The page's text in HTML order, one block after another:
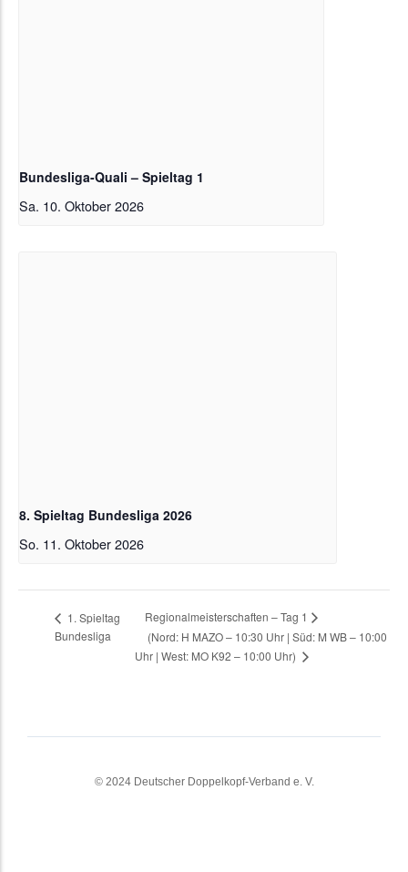
Bundesliga-Quali – Spieltag 1
Sa. 10. Oktober 2026
8. Spieltag Bundesliga 2026
So. 11. Oktober 2026
1. Spieltag
Bundesliga
Regionalmeisterschaften – Tag 1
(Nord: H MAZO – 10:30 Uhr | Süd: M WB – 10:00
Uhr | West: MO K92 – 10:00 Uhr)
© 2024 Deutscher Doppelkopf-Verband e. V.